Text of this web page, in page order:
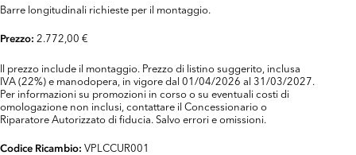
Barre longitudinali richieste per il montaggio.
Prezzo: 2.772,00 €
Il prezzo include il montaggio. Prezzo di listino suggerito, inclusa
IVA (22%) e manodopera, in vigore dal 01/04/2026 al 31/03/2027.
Per informazioni su promozioni in corso o su eventuali costi di
omologazione non inclusi, contattare il Concessionario o
Riparatore Autorizzato di fiducia. Salvo errori e omissioni.
Codice Ricambio: VPLCCUR001